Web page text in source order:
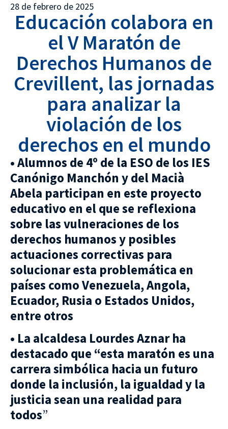
28 de febrero de 2025
Educación colabora en
el V Maratón de
Derechos Humanos de
Crevillent, las jornadas
para analizar la
violación de los
derechos en el mundo
• Alumnos de 4º de la ESO de los IES
Canónigo Manchón y del Macià
Abela participan en este proyecto
educativo en el que se reflexiona
sobre las vulneraciones de los
derechos humanos y posibles
actuaciones correctivas para
solucionar esta problemática en
países como Venezuela, Angola,
Ecuador, Rusia o Estados Unidos,
entre otros
• La alcaldesa Lourdes Aznar ha
destacado que “esta maratón es una
carrera simbólica hacia un futuro
donde la inclusión, la igualdad y la
justicia sean una realidad para
todos”